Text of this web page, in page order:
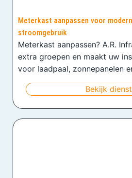
Meterkast aanpassen voor
stroomgebruik
Meterkast aanpassen? A.R.
extra groepen en maakt uw
voor laadpaal, zonnepanelen
Bekijk dienst